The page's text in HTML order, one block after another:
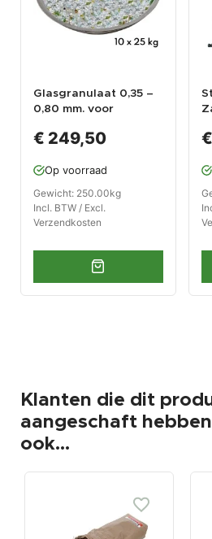
Glasgranulaat 0,35 –
0,80 mm. voor
mobiele straalketels
€ 249,50
Op voorraad
Gewicht: 250.00kg
Incl. BTW / Excl.
Verzendkosten
Klanten die dit
aangeschaft
ook...